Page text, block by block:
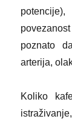
poznato
arterija,
Koliko